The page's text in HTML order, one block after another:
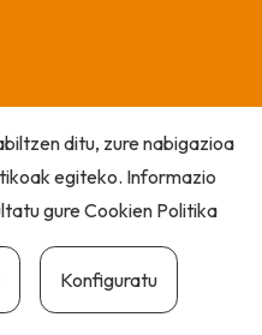
ditu, zure nabigazioa
egiteko. Informazio
gureCookien Politika
Konfiguratu